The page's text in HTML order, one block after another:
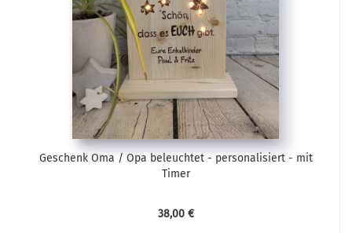
Geschenk Oma / Opa beleuchtet - personalisiert - mit
Timer
38,00 €